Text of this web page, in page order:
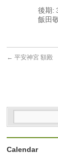
後期:３月
飯田敬甫
← 平安神宮 額殿
Calendar